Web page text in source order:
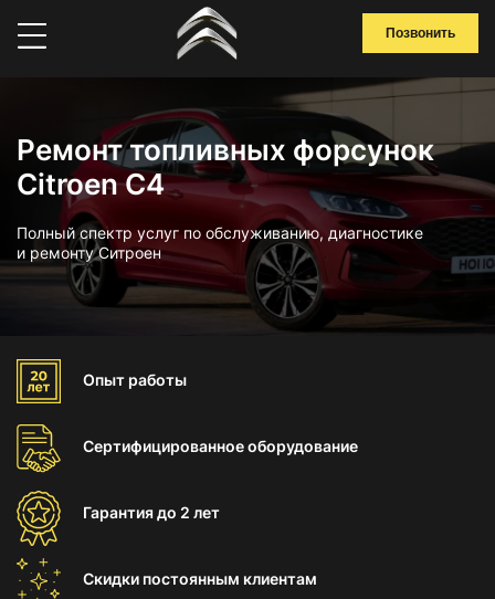
Позвонить
Ремонт топливных форсунок
Citroen C4
Полный спектр услуг по обслуживанию, диагностике
и ремонту Ситроен
Опыт работы
Сертифицированноеоборудование
Гарантиядо 2 лет
Скидки постоянным клиентам